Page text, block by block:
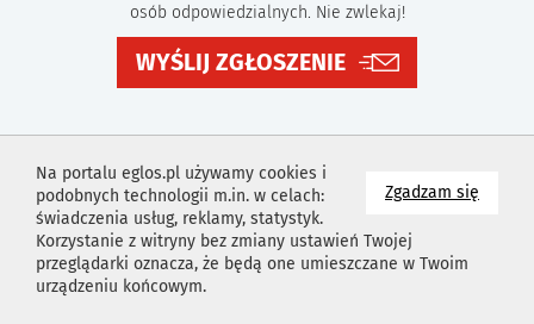
Zgadzam się
Na portalu eglos.pl używamy cookies i
podobnych technologii m.in. w celach:
świadczenia usług, reklamy, statystyk.
Korzystanie z witryny bez zmiany ustawień Twojej
przeglądarki oznacza, że będą one umieszczane w Twoim
urządzeniu końcowym.
osób odpowiedzialnych. Nie zwlekaj!
WYŚLIJ ZGŁOSZENIE
Projekt i wykonanie